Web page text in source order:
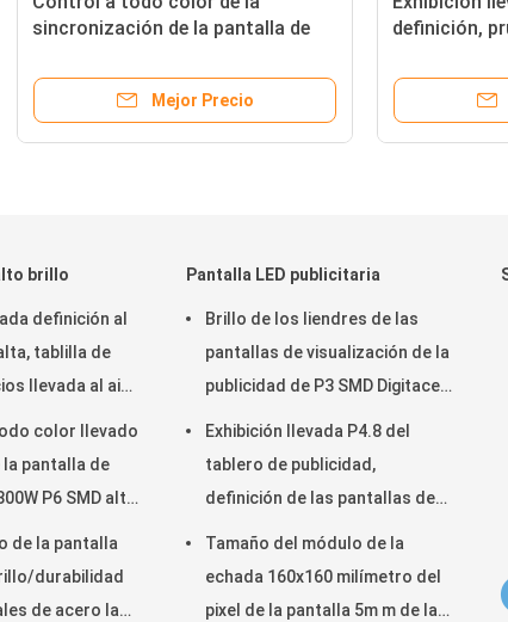
sincronización de la pantalla de
del interruptor automático
Mejor Precio
definición,
P2.5
brillo
definición al
tablilla de
llevada al aire
16
color llevado
la pantalla de
P6 SMD alto
de 200 -
al aire libre de
de la pantalla
durabilidad
de acero la
Pantalla LED publicitaria
Brillo de los liendres de las
pantallas de visualización de la
publicidad de P3 SMD Digitaces
900 para la instalación fija
Exhibición llevada P4.8 del
tablero de publicidad,
definición de las pantallas de
visualización de la publicidad
de Digitaces alta
Tamaño del módulo de la
echada 160x160 milímetro del
pixel de la pantalla 5m m de la